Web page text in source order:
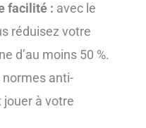
facilité : avec le
réduisez votre
d’au moins 50 %.
anti-
jouer à votre